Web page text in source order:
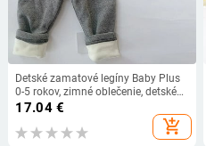
Detské zamatové legíny Baby Plus
0-5 rokov, zimné oblečenie, detské
flísové nohavice typu „všetko v
jednom“, detské pruhované ležérne
nohavice, teplé nohavice
17.04€
add_shopping_cart